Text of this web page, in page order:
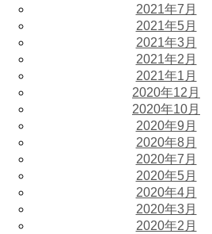
2021年7月
2021年5月
2021年3月
2021年2月
2021年1月
2020年12月
2020年10月
2020年9月
2020年8月
2020年7月
2020年5月
2020年4月
2020年3月
2020年2月